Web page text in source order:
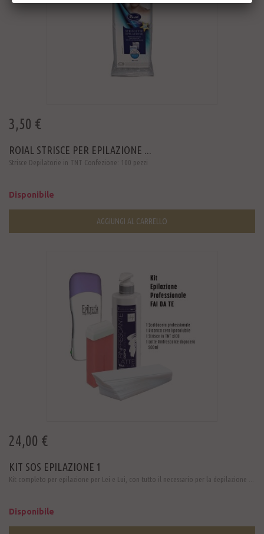
3,50 €
ROIAL STRISCE PER EPILAZIONE ...
Strisce Depilatorie in TNT Confezione: 100 pezzi
Disponibile
AGGIUNGI AL CARRELLO
24,00 €
KIT SOS EPILAZIONE 1
Kit completo per epilazione per Lei e Lui, con tutto il necessario per la depilazione ...
Disponibile